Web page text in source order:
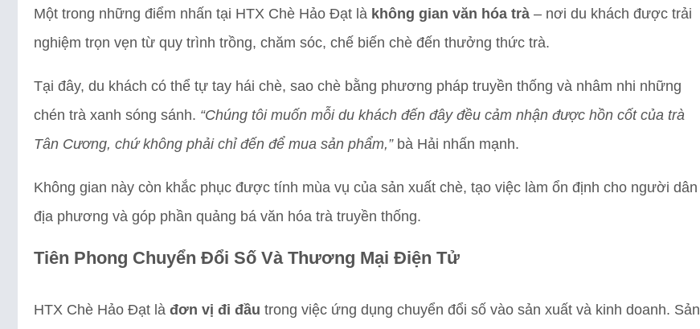
Một trong những điểm nhấn tại HTX Chè Hảo Đạt là không gian văn hóa trà – nơi du khách được trải
nghiệm trọn vẹn từ quy trình trồng, chăm sóc, chế biến chè đến thưởng thức trà.
Tại đây, du khách có thể tự tay hái chè, sao chè bằng phương pháp truyền thống và nhâm nhi những
chén trà xanh sóng sánh. “Chúng tôi muốn mỗi du khách đến đây đều cảm nhận được hồn cốt của trà
Tân Cương, chứ không phải chỉ đến để mua sản phẩm,”bà Hải nhấn mạnh.
Không gian này còn khắc phục được tính mùa vụ của sản xuất chè, tạo việc làm ổn định cho người dân
địa phương và góp phần quảng bá văn hóa trà truyền thống.
Tiên Phong Chuyển Đổi Số Và Thương Mại Điện Tử
HTX Chè Hảo Đạt là đơn vị đi đầu trong việc ứng dụng chuyển đổi số vào sản xuất và kinh doanh. Sản